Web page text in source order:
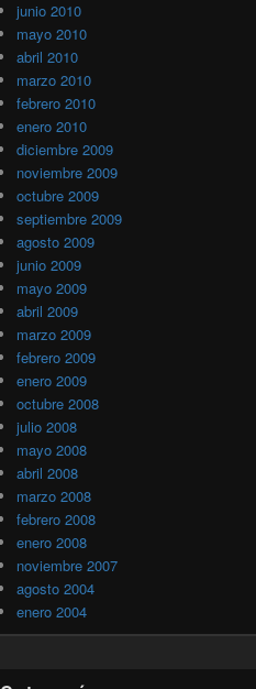
junio 2010
mayo 2010
abril 2010
marzo 2010
febrero 2010
enero 2010
diciembre 2009
noviembre 2009
octubre 2009
septiembre 2009
agosto 2009
junio 2009
mayo 2009
abril 2009
marzo 2009
febrero 2009
enero 2009
octubre 2008
julio 2008
mayo 2008
abril 2008
marzo 2008
febrero 2008
enero 2008
noviembre 2007
agosto 2004
enero 2004